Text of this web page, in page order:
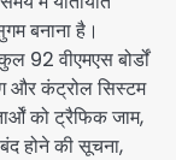
बनाना है।
92 वीएमएस बोर्डों
और कंट्रोल सिस्टम
को ट्रैफिक जाम,
होने की सूचना,